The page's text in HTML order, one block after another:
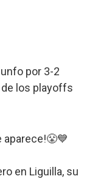
por 3-2
los playoffs
aparece!😤💙
en Liguilla, su